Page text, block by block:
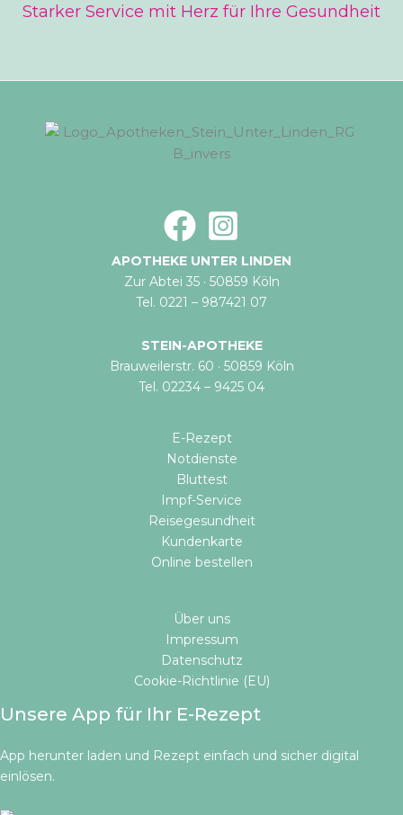
Starker Service mit Herz für Ihre Gesundheit
APOTHEKE UNTER LINDEN
Zur Abtei 35 · 50859 Köln
Tel. 0221 – 987421 07
STEIN-APOTHEKE
Brauweilerstr. 60 · 50859 Köln
Tel. 02234 – 9425 04
E-Rezept
Notdienste
Bluttest
Impf-Service
Reisegesundheit
Kundenkarte
Online bestellen​
Über uns
Impressum
Datenschutz
Cookie-Richtlinie (EU)
Unsere App für Ihr E-Rezept
App herunter laden und Rezept einfach und sicher digital
einlösen.